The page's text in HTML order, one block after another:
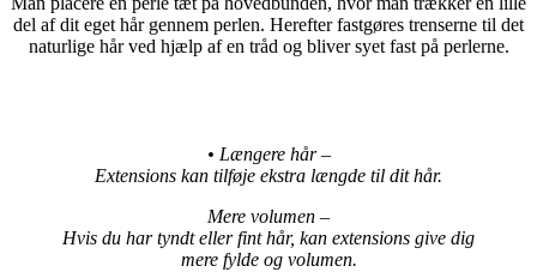
del af dit eget hår gennem perlen. Herefter fastgøres trenserne til det
naturlige hår ved hjælp af en tråd og bliver syet fast på perlerne.
• Længere hår –
Extensions kan tilføje ekstra længde til dit hår.
Mere volumen –
Hvis du har tyndt eller fint hår, kan extensions give dig
mere fylde og volumen.